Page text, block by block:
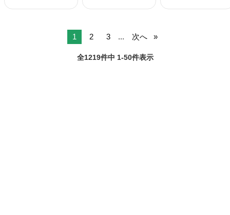
1 2 3 ... 次へ
全1219件中 1-50件表示